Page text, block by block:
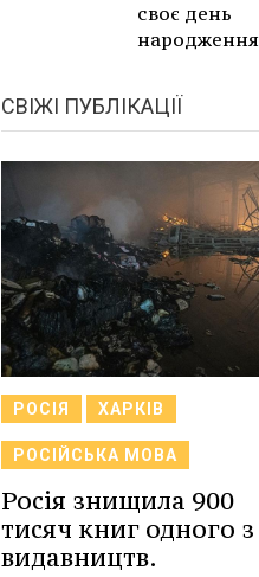
своє день
народження
СВІЖІ ПУБЛІКАЦІЇ
РОСІЯ ХАРКІВ
РОСІЙСЬКА МОВА
Росія знищила 900
тисяч книг одного з
видавництв.